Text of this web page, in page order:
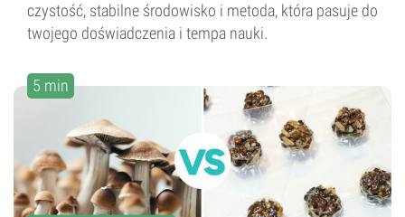
czystość, stabilne środowisko i metoda, która pasuje do
twojego doświadczenia i tempa nauki.
5 min